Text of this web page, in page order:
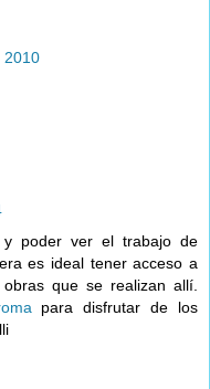
2010
y poder ver el trabajo de
es ideal tener acceso a
que se realizan allí.
para disfrutar de los